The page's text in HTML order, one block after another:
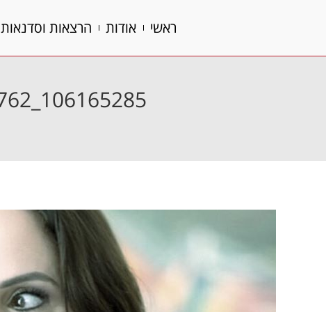
ראשי אודות הרצאות וסדנאות
106165285_10213980884676762_7868184620399531513_O
ראשי אודות הרצאות וסדנאות